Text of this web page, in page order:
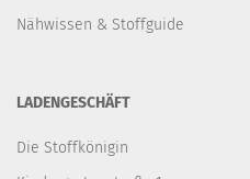
Nähwissen & Stoffguide
LADENGESCHÄFT
Die Stoffkönigin